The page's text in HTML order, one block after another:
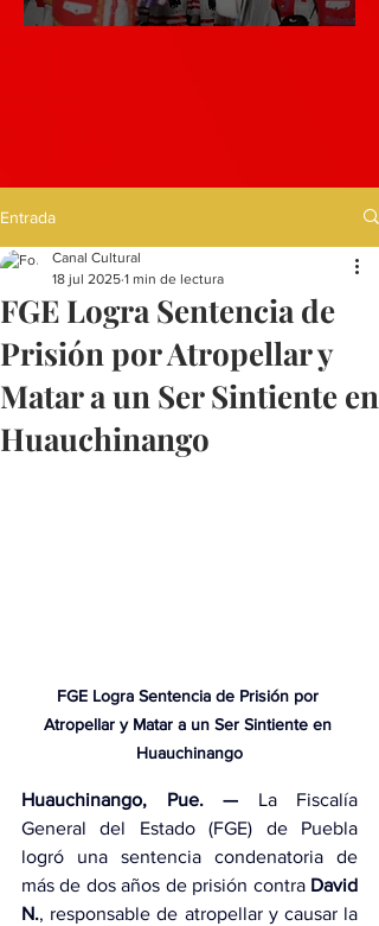
Entrada
FGE Logra Sentencia de
Prisión por Atropellar y
Matar a un Ser Sintiente en
Huauchinango
Canal Cultural
18 jul 2025 1 min de lectura
FGE Logra Sentencia de Prisión por
Atropellar y Matar a un Ser Sintiente en
Huauchinango
Huauchinango, Pue. — La Fiscalía
General del Estado (FGE) de Puebla
logró una sentencia condenatoria de
más de dos años de prisión contra David
N., responsable de atropellar y causar la